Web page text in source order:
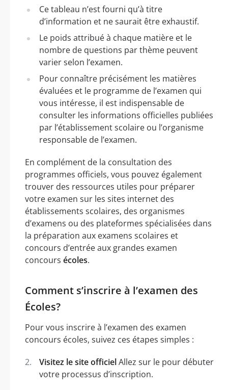
Ce tableau n’est fourni qu’à titre
d’information et ne saurait être exhaustif.
Le poids attribué à chaque matière et le
nombre de questions par thème peuvent
varier selon l’examen.
Pour connaître précisément les matières
évaluées et le programme de l’examen qui
vous intéresse, il est indispensable de
consulter les informations officielles publiées
par l’établissement scolaire ou l’organisme
responsable de l’examen.
En complément de la consultation des
programmes officiels, vous pouvez également
trouver des ressources utiles pour préparer
votre examen sur les sites internet des
établissements scolaires, des organismes
d’examens ou des plateformes spécialisées dans
la préparation aux examens scolaires et
concours d’entrée aux grandes examen
concours écoles.
Comment s’inscrire à l’examen des
Écoles?
Pour vous inscrire à l’examen des examen
concours écoles, suivez ces étapes simples :
Visitez le site officielAllez sur le pour débuter
votre processus d’inscription.